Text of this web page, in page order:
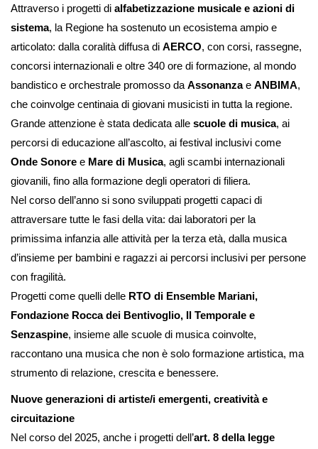
Attraverso i progetti di alfabetizzazione musicale e azioni di
sistema, la Regione ha sostenuto un ecosistema ampio e
articolato: dalla coralità diffusa di AERCO, con corsi, rassegne,
concorsi internazionali e oltre 340 ore di formazione, al mondo
bandistico e orchestrale promosso da Assonanzae ANBIMA,
che coinvolge centinaia di giovani musicisti in tutta la regione.
Grande attenzione è stata dedicata alle scuole di musica, ai
percorsi di educazione all’ascolto, ai festival inclusivi come
Onde Sonore e Mare di Musica, agli scambi internazionali
giovanili, fino alla formazione degli operatori di filiera.
Nel corso dell’anno si sono sviluppati progetti capaci di
attraversare tutte le fasi della vita: dai laboratori per la
primissima infanzia alle attività per la terza età, dalla musica
d’insieme per bambini e ragazzi ai percorsi inclusivi per persone
con fragilità.
Progetti come quelli delle RTO di Ensemble Mariani,
Fondazione Rocca dei Bentivoglio, Il Temporale e
Senzaspine, insieme alle scuole di musica coinvolte,
raccontano una musica che non è solo formazione artistica, ma
strumento di relazione, crescita e benessere.
Nuove generazioni di artiste/i emergenti, creatività e
circuitazione
Nel corso del 2025, anche i progetti dell’art. 8 della legge